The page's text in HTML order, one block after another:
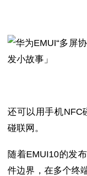
还可以用手机NFC
碰联网。
随着EMUI10的发
件边界，在多个终